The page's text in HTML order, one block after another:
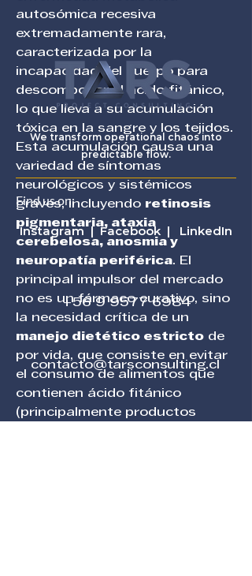
autosómica recesiva
extremadamente rara,
caracterizada por la
incapacidad del cuerpo para
descomponer el ácido fitánico,
lo que lleva a su acumulación
tóxica en la sangre y los tejidos.
Esta acumulación causa una
variedad de síntomas
neurológicos y sistémicos
graves, incluyendo retinosis
pigmentaria, ataxia
cerebelosa, anosmia y
neuropatía periférica. El
principal impulsor del mercado
no es un fármaco curativo, sino
manejo dietético estricto de
por vida, que consiste en evitar
el consumo de alimentos que
contienen ácido fitánico
(principalmente productos
We transform operational chaos into
predictable flow.
Find us on:
Instagram|Facebook | LinkedIn
+56 9 9577 6984
contacto@tarsconsulting.cl